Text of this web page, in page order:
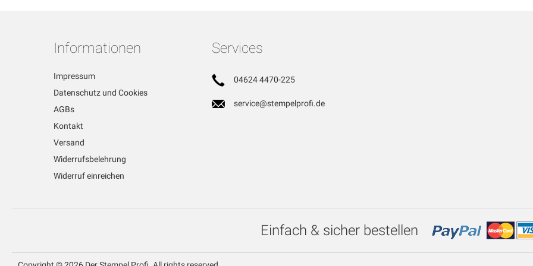
Informationen
Impressum
Datenschutz und Cookies
AGBs
Kontakt
Versand
Widerrufsbelehrung
Widerruf einreichen
Services
04624 4470-225
service@stempelprofi.de
Einfach & sicher bestellen